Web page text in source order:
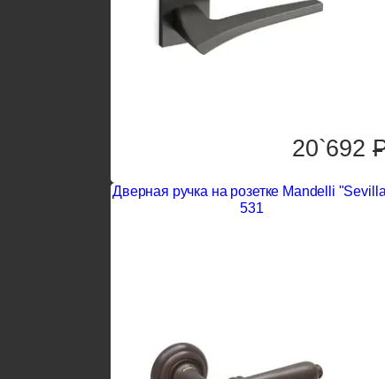
20`692
Дверная ручка на розетке Mandelli
531